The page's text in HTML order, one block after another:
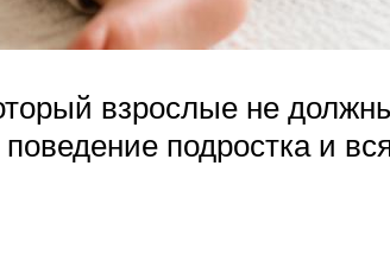
взрослые не
подростка и